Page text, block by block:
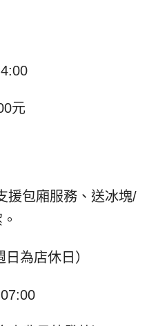
元
援包廂服務、送冰塊/
為店休日）